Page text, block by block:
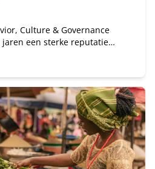
Culture & Governance
een sterke reputatie
en grondlegger van het
zijn visie op waarom
sturen zoals machines
leren omgaan met de
en paradoxen die daarbij